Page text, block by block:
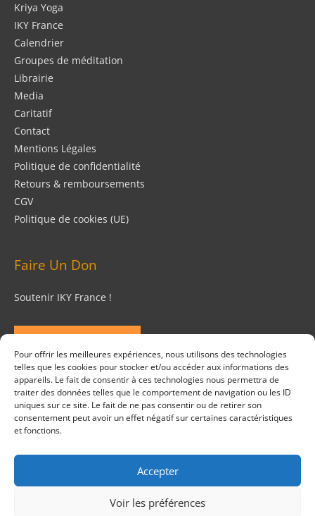
Pour offrir les meilleures expériences, nous utilisons des technologies
telles que les cookies pour stocker et/ou accéder aux informations des
appareils. Le fait de consentir à ces technologies nous permettra de
traiter des données telles que le comportement de navigation ou les ID
uniques sur ce site. Le fait de ne pas consentir ou de retirer son
consentement peut avoir un effet négatif sur certaines caractéristiques
et fonctions.
Accepter
Voir les préférences
Kriya Yoga
IKY France
Calendrier
Groupes de méditation
Librairie
Media
Caritatif
Contact
Mentions Légales
Politique de confidentialité
Retours & remboursements
CGV
Politique de cookies (UE)
Faire Un Don
Soutenir IKY France !
FAIRE UN DON
Suivez Nous
Institut de Kriya Yoga
Réservés.